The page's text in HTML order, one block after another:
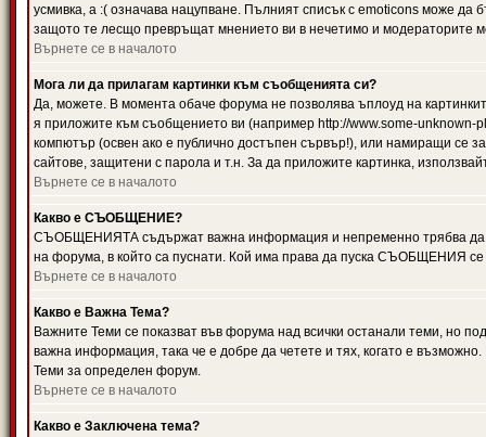
усмивка, а :( означава нацупване. Пълният списък с emoticons може да
защото те лесщо превръщат мнението ви в нечетимо и модераторите
Върнете се в началото
Мога ли да прилагам картинки към съобщенията си?
Да, можете. В момента обаче форума не позволява ъплоуд на
я приложите към съобщението ви (например http://www.some-
компютър (освен ако е публично достъпен сървър!), или намиращи се
сайтове, защитени с парола и т.н. За да приложите картинка,
Върнете се в началото
Какво е СЪОБЩЕНИЕ?
СЪОБЩЕНИЯТА съдържат важна информация и непременно трябва да
на форума, в който са пуснати. Кой има права да пуска СЪОБЩЕНИЯ се
Върнете се в началото
Какво е Важна Тема?
Важните Теми се показват във форума над всички останали теми,
важна информация, така че е добре да четете и тях, когато е
Теми за определен форум.
Върнете се в началото
Какво е Заключена тема?